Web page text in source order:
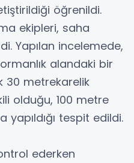
öğrenildi.
ekipleri, saha
Yapılan incelemede,
alandaki bir
30 metrekarelik
olduğu, 100 metre
tespit edildi.
ederken